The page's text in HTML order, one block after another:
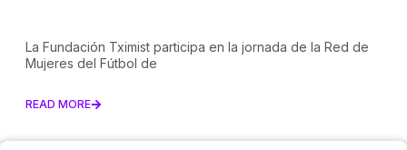
La Fundación Tximist participa en la jornada de la Red de
Mujeres del Fútbol de
READ MORE